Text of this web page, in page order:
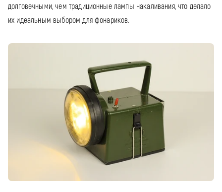
долговечными, чем традиционные лампы накаливания, что делало
их идеальным выбором для фонариков.